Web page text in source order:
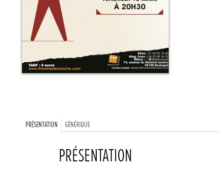
PRÉSENTATION GÉNÉRIQUE
PRÉSENTATION